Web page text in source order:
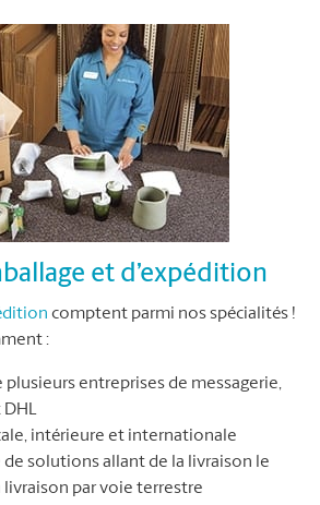
et d’expédition
comptent parmi nos spécialités !
:
plusieurs entreprises de messagerie,
DHL
intérieure et internationale
solutions allant de la livraison le
livraison par voie terrestre